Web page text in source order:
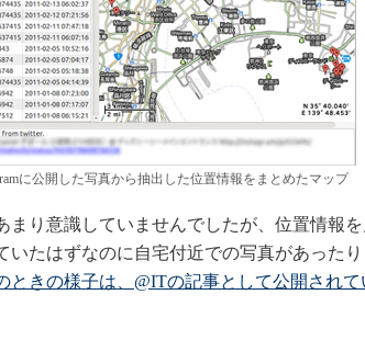
に公開した写真から抽出した位置情報をまとめたマップ
り意識していませんでしたが、位置情報
いたはずなのに自宅付近での写真があった
ときの様子は、@ITの記事として公開され